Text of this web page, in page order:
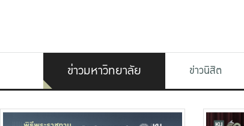
ข่าวมหาวิทยาลัย ข่าวนิสิต